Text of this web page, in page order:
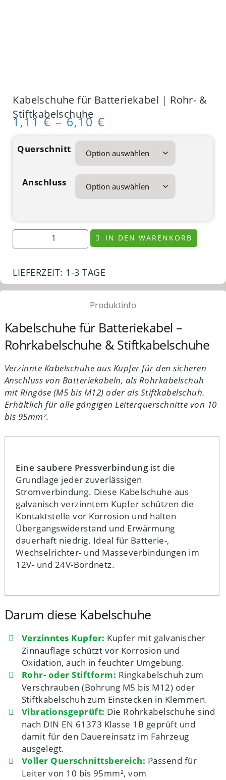
Kabelschuhe für Batteriekabel | Rohr- &
Stiftkabelschuhe
1,11€–6,10€
Querschnitt
Anschluss
IN DEN WARENKORB
LIEFERZEIT: 1-3 TAGE
Produktinfo
Kabelschuhe für Batteriekabel –
Rohrkabelschuhe & Stiftkabelschuhe
Verzinnte Kabelschuhe aus Kupfer für den sicheren
Anschluss von Batteriekabeln, als Rohrkabelschuh
mit Ringöse (M5 bis M12) oder als Stiftkabelschuh.
Erhältlich für alle gängigen Leiterquerschnitte von 10
bis 95mm².
Eine saubere Pressverbindungist die
Grundlage jeder zuverlässigen
Stromverbindung. Diese Kabelschuhe aus
galvanisch verzinntem Kupfer schützen die
Kontaktstelle vor Korrosion und halten
Übergangswiderstand und Erwärmung
dauerhaft niedrig. Ideal für Batterie-,
Wechselrichter- und Masseverbindungen im
12V- und 24V-Bordnetz.
Darum diese Kabelschuhe
Verzinntes Kupfer: Kupfer mit galvanischer
Zinnauflage schützt vor Korrosion und
Oxidation, auch in feuchter Umgebung.
Rohr- oder Stiftform: Ringkabelschuh zum
Verschrauben (Bohrung M5 bis M12) oder
Stiftkabelschuh zum Einstecken in Klemmen.
Vibrationsgeprüft: Die Rohrkabelschuhe sind
nach DIN EN 61373 Klasse 1B geprüft und
damit für den Dauereinsatz im Fahrzeug
ausgelegt.
Voller Querschnittsbereich: Passend für
Leiter von 10 bis 95mm², vom